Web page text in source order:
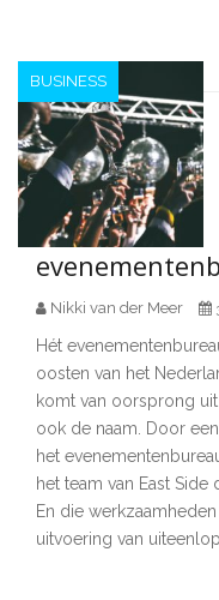
BUSINESS
Nikki van der Meer
Hét
oosten van het
komt van oorsprong
ook de naam. Door
het
het team van East
En die
uitvoering van